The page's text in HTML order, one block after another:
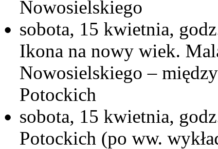
Nowosielskiego
sobota, 15 kwietnia,
Ikona na nowy wiek.
Nowosielskiego –
Potockich
sobota, 15 kwietnia,
Potockich (po ww.